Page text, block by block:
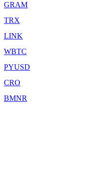
GRAM
TRX
LINK
WBTC
PYUSD
CRO
BMNR